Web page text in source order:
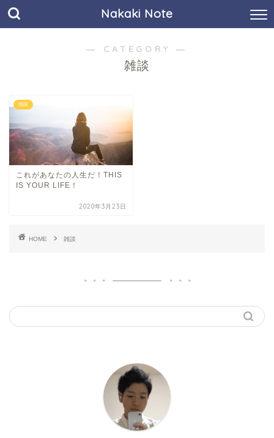
Nakaki Note
― CATEGORY ―
雑談
雑談
これがあなたの人生だ！THIS
IS YOUR LIFE！
2020年3月23日
HOME 雑談